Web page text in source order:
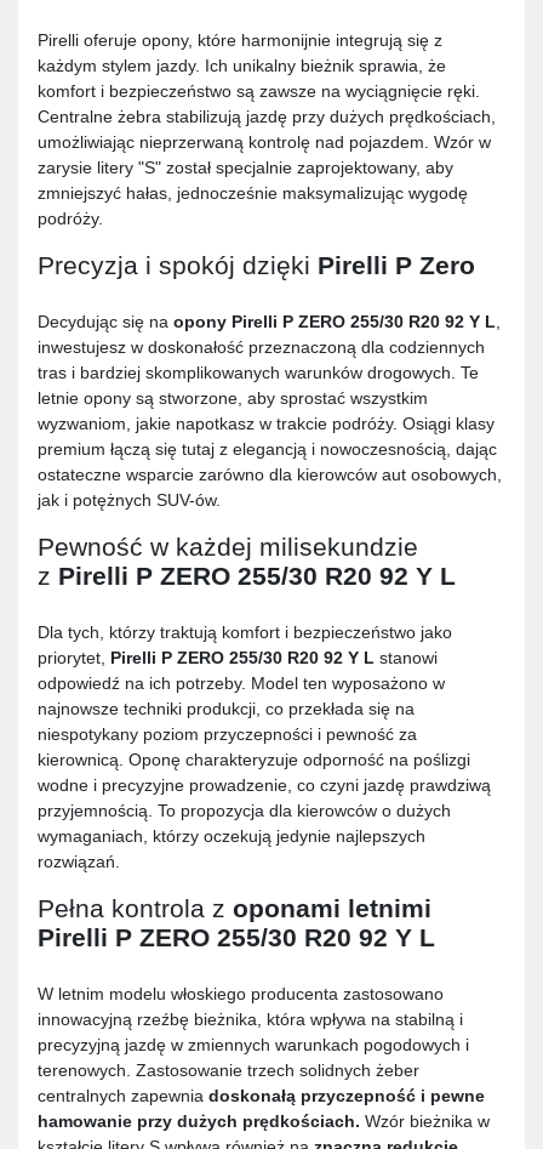
Pirelli oferuje opony, które harmonijnie integrują się z
każdym stylem jazdy. Ich unikalny bieżnik sprawia, że
komfort i bezpieczeństwo są zawsze na wyciągnięcie ręki.
Centralne żebra stabilizują jazdę przy dużych prędkościach,
umożliwiając nieprzerwaną kontrolę nad pojazdem. Wzór w
zarysie litery "S" został specjalnie zaprojektowany, aby
zmniejszyć hałas, jednocześnie maksymalizując wygodę
podróży.
Precyzja i spokój dzięki Pirelli P Zero
Decydując się na opony Pirelli P ZERO 255/30 R20 92 Y L,
inwestujesz w doskonałość przeznaczoną dla codziennych
tras i bardziej skomplikowanych warunków drogowych. Te
letnie opony są stworzone, aby sprostać wszystkim
wyzwaniom, jakie napotkasz w trakcie podróży. Osiągi klasy
premium łączą się tutaj z elegancją i nowoczesnością, dając
ostateczne wsparcie zarówno dla kierowców aut osobowych,
jak i potężnych SUV-ów.
Pewność w każdej milisekundzie
z Pirelli P ZERO 255/30 R20 92 Y L
Dla tych, którzy traktują komfort i bezpieczeństwo jako
priorytet, Pirelli P ZERO 255/30 R20 92 Y L stanowi
odpowiedź na ich potrzeby. Model ten wyposażono w
najnowsze techniki produkcji, co przekłada się na
niespotykany poziom przyczepności i pewność za
kierownicą. Oponę charakteryzuje odporność na poślizgi
wodne i precyzyjne prowadzenie, co czyni jazdę prawdziwą
przyjemnością. To propozycja dla kierowców o dużych
wymaganiach, którzy oczekują jedynie najlepszych
rozwiązań.
Pełna kontrola z oponami letnimi
Pirelli P ZERO 255/30 R20 92 Y L
W letnim modelu włoskiego producenta zastosowano
innowacyjną rzeźbę bieżnika, która wpływa na stabilną i
precyzyjną jazdę w zmiennych warunkach pogodowych i
terenowych. Zastosowanie trzech solidnych żeber
centralnych zapewnia doskonałą przyczepność i pewne
hamowanie przy dużych prędkościach. Wzór bieżnika w